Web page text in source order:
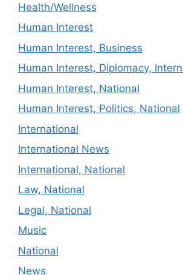
Health/Wellness
Human Interest
Human Interest, Business
Human Interest, Diplomacy,
Human Interest, National
Human Interest, Politics, National
International
International News
International, National
Law, National
Legal, National
Music
National
News